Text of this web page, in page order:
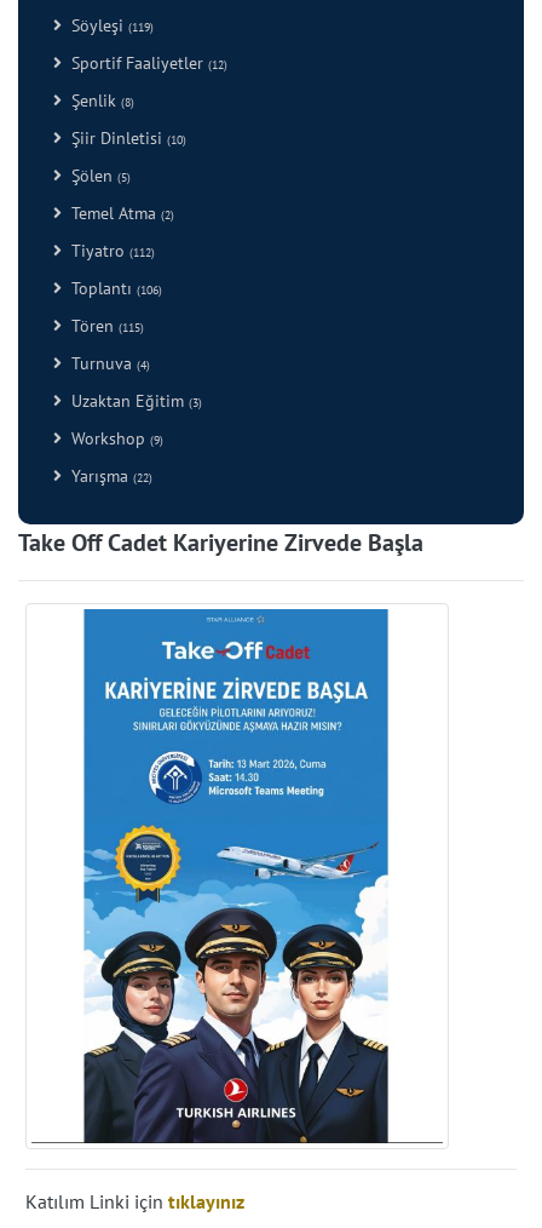
Söyleşi (119)
Sportif Faaliyetler (12)
Şenlik (8)
Şiir Dinletisi (10)
Şölen (5)
Temel Atma (2)
Tiyatro (112)
Toplantı (106)
Tören (115)
Turnuva (4)
Uzaktan Eğitim (3)
Workshop (9)
Yarışma (22)
Take Off Cadet Kariyerine Zirvede Başla
Katılım Linki için tıklayınız